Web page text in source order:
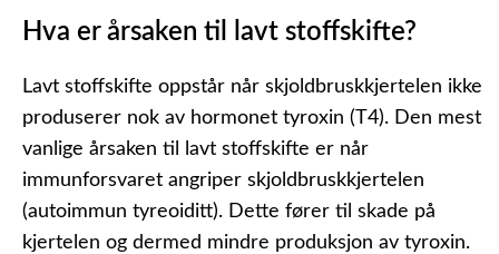
Hva er årsaken til lavt stoffskifte?
Lavt stoffskifte oppstår når skjoldbruskkjertelen ikke
produserer nok av hormonet tyroxin (T4). Den mest
vanlige årsaken til lavt stoffskifte er når
immunforsvaret angriper skjoldbruskkjertelen
(autoimmun tyreoiditt). Dette fører til skade på
kjertelen og dermed mindre produksjon av tyroxin.